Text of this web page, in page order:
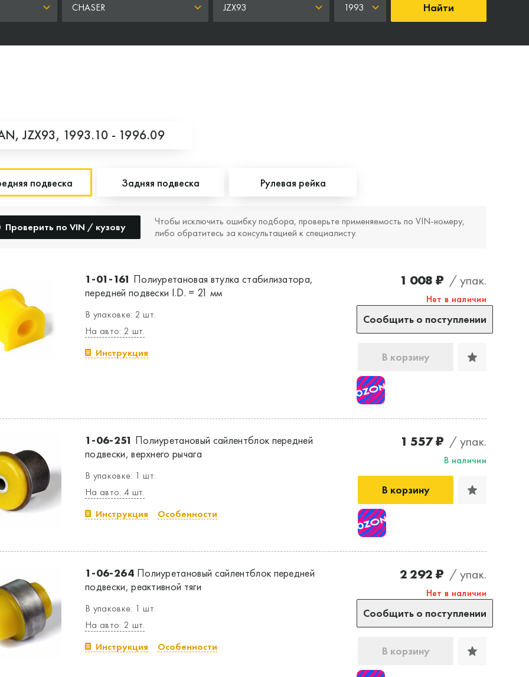
CHASER JZX93 1993 Найти
JZX93, 1993.10 - 1996.09
подвеска Задняя подвеска Рулевая рейка
Проверить по VIN / кузову
Чтобы исключить ошибку подбора, проверьте применяемость по VIN‑номеру,
либо обратитесь за консультацией к специалисту.
1-01-161 Полиуретановая втулка стабилизатора,
передней подвески I.D. = 21 мм
В упаковке: 2 шт.
На авто: 2 шт.
Инструкция
1 008 ₽ / упак.
Нет в наличии
Сообщить о поступлении
В корзину
1-06-251 Полиуретановый сайлентблок передней
подвески, верхнего рычага
В упаковке: 1 шт.
На авто: 4 шт.
Инструкция
Особенности
1 557 ₽ / упак.
В наличии
В корзину
1-06-264 Полиуретановый сайлентблок передней
подвески, реактивной тяги
В упаковке: 1 шт.
На авто: 2 шт.
Инструкция
Особенности
2 292 ₽ / упак.
Нет в наличии
Сообщить о поступлении
В корзину